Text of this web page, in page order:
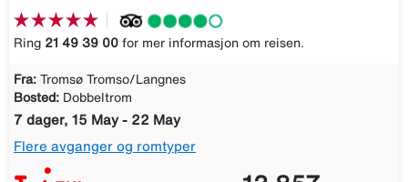
Ring 21 49 39 00 for mer informasjon om reisen.
Fra: Tromsø Tromso/Langnes
Bosted: Dobbeltrom
7 dager, 15 May - 22 May
Flere avganger og romtyper